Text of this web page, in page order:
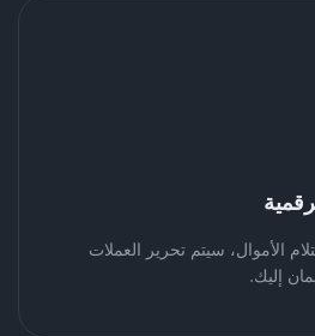
الأموال، سيتم تحرير العملات
إليك.